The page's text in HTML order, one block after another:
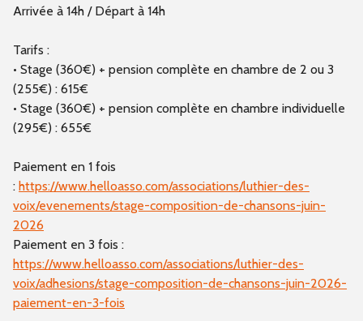
Arrivée à 14h / Départ à 14h
Tarifs :
• Stage (360€) + pension complète en chambre de 2 ou 3
(255€) : 615€
• Stage (360€) + pension complète en chambre individuelle
(295€) : 655€
Paiement en 1 fois
: https://www.helloasso.com/associations/luthier-des-
voix/evenements/stage-composition-de-chansons-juin-
2026
Paiement en 3 fois :
https://www.helloasso.com/associations/luthier-des-
voix/adhesions/stage-composition-de-chansons-juin-2026-
paiement-en-3-fois